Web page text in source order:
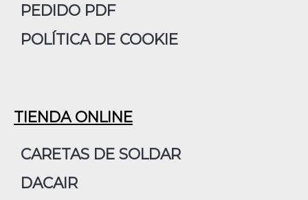
PEDIDO PDF
POLÍTICA DE COOKIE
TIENDA ONLINE
CARETAS DE SOLDAR
DACAIR